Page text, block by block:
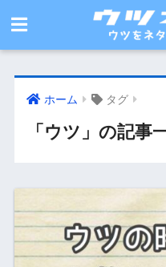
ホーム タグ
「ウツ」の記事